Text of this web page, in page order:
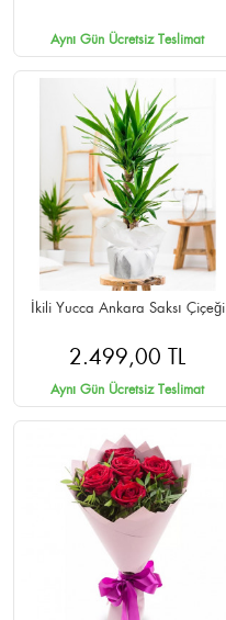
Aynı Gün Ücretsiz Teslimat
İkili Yucca Ankara Saksı Çiçeği
2.499,00 TL
Aynı Gün Ücretsiz Teslimat